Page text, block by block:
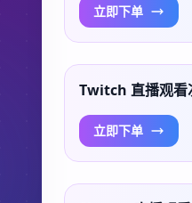
立即下单
Twitch 直播观看
立即下单